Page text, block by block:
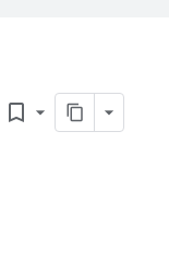
bookmark_border